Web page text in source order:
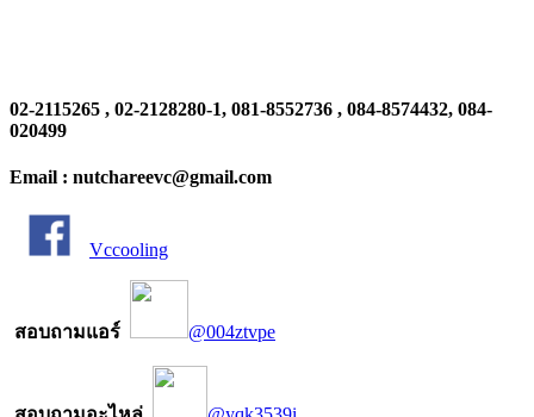
02-2115265 , 02-2128280-1, 081-8552736 , 084-8574432, 084-
020499
Email : nutchareevc@gmail.com
Vccooling
สอบถามแอร์ @004ztvpe